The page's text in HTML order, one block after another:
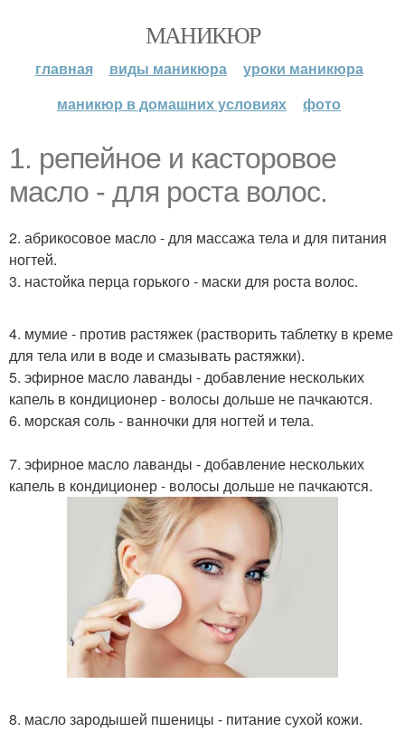
МАНИКЮР
главная виды маникюра
уроки маникюра
маникюр в домашних условиях
фото
1. репейное и касторовое
масло - для роста волос.
2. абрикосовое масло - для массажа тела и для питания
ногтей.
3. настойка перца горького - маски для роста волос.
4. мумие - против растяжек (растворить таблетку в креме
для тела или в воде и смазывать растяжки).
5. эфирное масло лаванды - добавление нескольких
капель в кондиционер - волосы дольше не пачкаются.
6. морская соль - ванночки для ногтей и тела.
7. эфирное масло лаванды - добавление нескольких
капель в кондиционер - волосы дольше не пачкаются.
8. масло зародышей пшеницы - питание сухой кожи.